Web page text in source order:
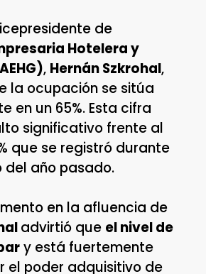
de
Hotelera y
, Hernán Szkrohal,
la ocupación se sitúa
en un 65%. Esta cifra
significativo frente al
que se registró durante
del año pasado.
en la afluencia de
advirtió que el nivel de
y está fuertemente
el poder adquisitivo de